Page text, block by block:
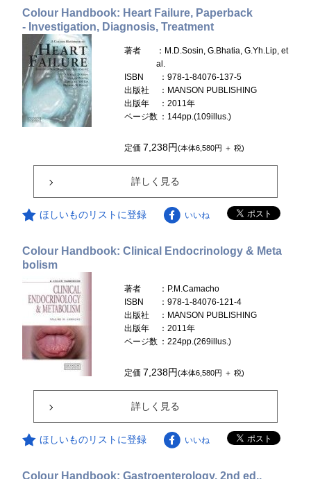
Colour Handbook: Heart Failure, Paperback
- Investigation, Diagnosis, Treatment
著者
：M.D.Sosin, G.Bhatia, G.Yh.Lip, et
al.
ISBN
：978-1-84076-137-5
出版社
：MANSON PUBLISHING
出版年
：2011年
ページ数 ：144pp.(109illus.)
定価 7,238円(本体6,580円 ＋ 税)
詳しく見る
ほしいものリストに登録 いいね
Colour Handbook: Clinical Endocrinology & Meta
bolism
著者
：P.M.Camacho
ISBN
：978-1-84076-121-4
出版社
：MANSON PUBLISHING
出版年
：2011年
ページ数 ：224pp.(269illus.)
定価 7,238円(本体6,580円 ＋ 税)
詳しく見る
ほしいものリストに登録 いいね
Colour Handbook: Gastroenterology, 2nd ed.,